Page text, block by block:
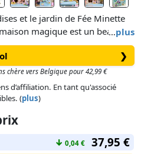
…plus
et le jardin de Fée Minette
magique est un beau
à offrir aux filles et aux
LEGO de Gabby, Pandy
les enfants à explorer deux
montagne de friandises
univers magique rempli de
Le jardin de Fée Minette est
sur sa fleur de cristal,
cachées à découvrir.
❯
chère vers Belgique pour 42,99 €
d’affiliation. En tant qu'associé
(plus)
↓ 0,04 € 37,95 €